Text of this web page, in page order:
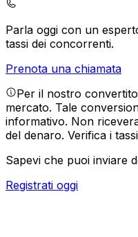
Parla oggi con un
tassi dei concorrenti.
Prenota una chiamata
Per il nostro
mercato. Tale
informativo. Non
del denaro. Verifica i
Sapevi che puoi inviare
Registrati oggi